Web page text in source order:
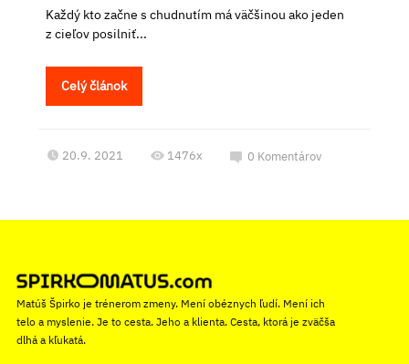
Každý kto začne s chudnutím má väčšinou ako jeden
z cieľov posilniť...
Celý článok
20.9. 2021 1476x 0 Komentárov
Matúš Špirko je trénerom zmeny. Mení obéznych ľudí. Mení ich
telo a myslenie. Je to cesta. Jeho a klienta. Cesta, ktorá je zväčša
dlhá a kľukatá.